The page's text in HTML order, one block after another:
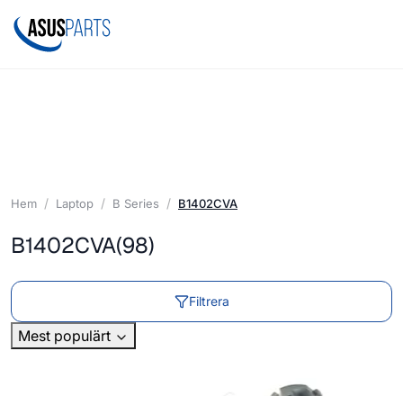
Hem Laptop B Series B1402CVA
B1402CVA(98)
Filtrera
Mest populärt